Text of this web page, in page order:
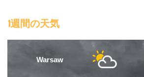
1週間の天気
Warsaw